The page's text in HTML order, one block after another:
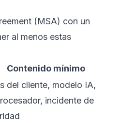
(MSA) con un
al menos estas
Contenido mínimo
del cliente, modelo IA,
incidente de